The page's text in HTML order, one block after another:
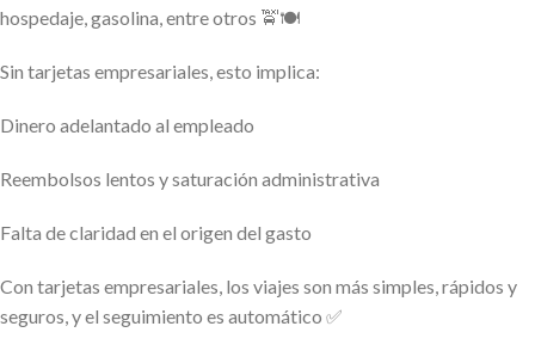
hospedaje, gasolina, entre otros 🚖🍽️
Sin tarjetas empresariales, esto implica:
Dinero adelantado al empleado
Reembolsos lentos y saturación administrativa
Falta de claridad en el origen del gasto
Con tarjetas empresariales, los viajes son más simples, rápidos y
seguros, y el seguimiento es automático ✅